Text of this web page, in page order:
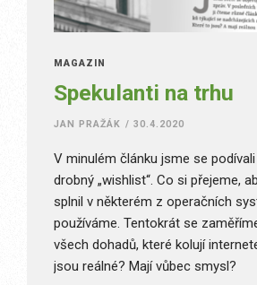
MAGAZÍN
Spekulanti na trhu
JAN PRAŽÁK / 30.4.2020
V minulém článku jsme se
drobný „wishlist“. Co si přejeme,
splnil v některém z operačních
používáme. Tentokrát se
všech dohadů, které kolují
jsou reálné? Mají vůbec smysl?